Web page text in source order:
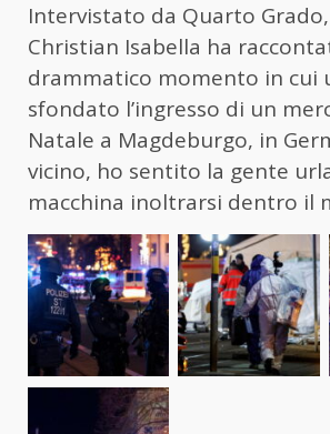
Intervistato da Quarto
Christian Isabella ha
drammatico momento in cui
sfondato l’ingresso di un
Natale a Magdeburgo, in
vicino, ho sentito la gente
macchina inoltrarsi dentro il